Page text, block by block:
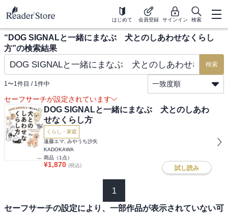
はじめて 会員登録 サインイン 検索
“ DOG SIGNALと一緒にまなぶ 犬とのしあわせなくらし
方”の検索結果
検索
1〜1件目 / 1件中
一致度順
セーフサーチが設定されています
DOG SIGNALと一緒にまなぶ 犬とのしあわ
せなくらし方
くらし・家庭
遠藤エマ, みやうち沙矢
KADOKAWA
商品（1 点）
¥1,870 (税込) 試し読み
1
セーフサーチの設定により、一部作品が表示されていない可